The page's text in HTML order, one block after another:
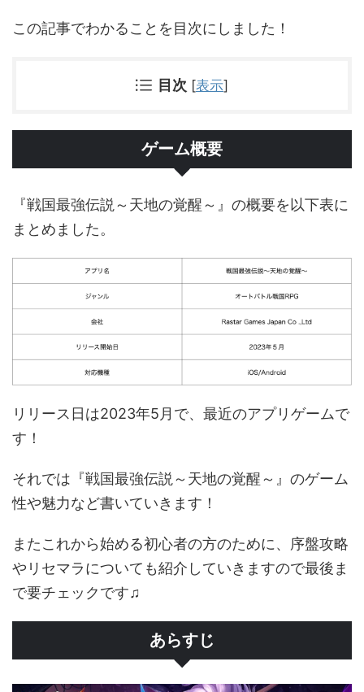
この記事でわかることを目次にしました！
目次 [表示]
ゲーム概要
『戦国最強伝説～天地の覚醒～』の概要を以下表に
まとめました。
リリース日は2023年5月で、最近のアプリゲームで
す！
それでは『戦国最強伝説～天地の覚醒～』のゲーム
性や魅力など書いていきます！
またこれから始める初心者の方のために、序盤攻略
やリセマラについても紹介していきますので最後ま
で要チェックです♫
あらすじ